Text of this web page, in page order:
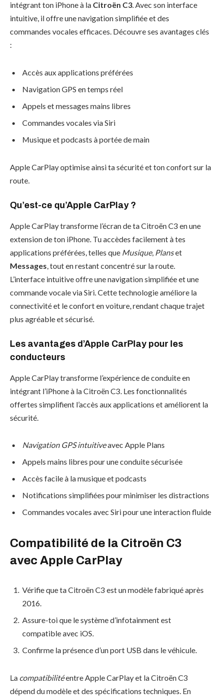
intégrant ton iPhone à la Citroën C3. Avec son interface
intuitive, il offre une navigation simplifiée et des
commandes vocales efficaces. Découvre ses avantages clés
:
Accès aux applications préférées
Navigation GPS en temps réel
Appels et messages mains libres
Commandes vocales via Siri
Musique et podcasts à portée de main
Apple CarPlay optimise ainsi ta sécurité et ton confort sur la
route.
Qu’est-ce qu’Apple CarPlay ?
Apple CarPlay transforme l’écran de ta Citroën C3 en une
extension de ton iPhone. Tu accèdes facilement à tes
applications préférées, telles que Musique, Planset
Messages , tout en restant concentré sur la route.
L’interface intuitive offre une navigation simplifiée et une
commande vocale via Siri. Cette technologie améliore la
connectivité et le confort en voiture, rendant chaque trajet
plus agréable et sécurisé.
Les avantages d’Apple CarPlay pour les
conducteurs
Apple CarPlay transforme l’expérience de conduite en
intégrant l’iPhone à la Citroën C3. Les fonctionnalités
offertes simplifient l’accès aux applications et améliorent la
sécurité.
Navigation GPS intuitiveavec Apple Plans
Appels mains libres pour une conduite sécurisée
Accès facile à la musique et podcasts
Notifications simplifiées pour minimiser les distractions
Commandes vocales avec Siri pour une interaction fluide
Compatibilité de la Citroën C3
avec Apple CarPlay
Vérifie que ta Citroën C3 est un modèle fabriqué après
2016.
Assure-toi que le système d’infotainment est
compatible avec iOS.
Confirme la présence d’un port USB dans le véhicule.
La compatibilitéentre Apple CarPlay et la Citroën C3
dépend du modèle et des spécifications techniques. En